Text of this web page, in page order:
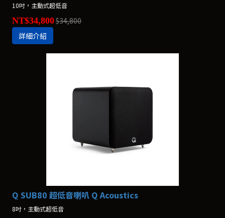
10吋，主動式超低音
NT$34,800$34,800
詳細介紹
Q SUB80 超低音喇叭 Q Acoustics
8吋，主動式超低音